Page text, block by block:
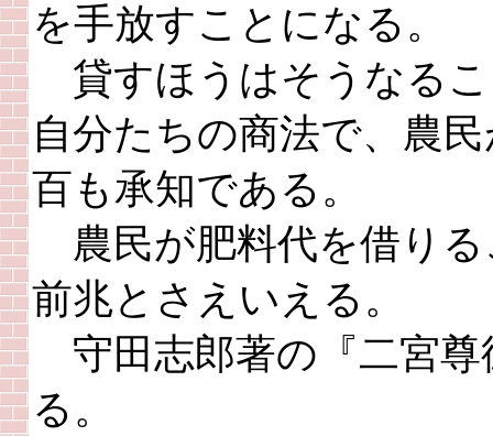
を手放すことになる。
貸すほうはそうなる
自分たちの商法で、農
百も承知である。
農民が肥料代を借り
前兆とさえいえる。
守田志郎著の『二宮尊
る。